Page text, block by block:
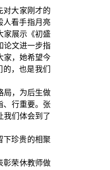
对大家刚才的
人看手指月亮
家展示《初盛
论文进一步指
家，她希望今
，也是我们
局，为后生做
、行重要。张
我们体会到了
下珍贵的相聚
彰荣休教师做